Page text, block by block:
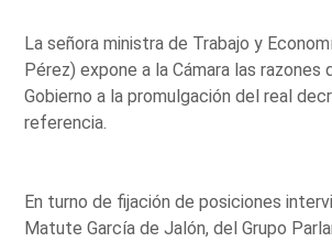
La señora ministra de Trabajo y
Pérez) expone a la Cámara las razones
Gobierno a la promulgación del real
referencia.
En turno de fijación de posiciones
Matute García de Jalón, del Grupo